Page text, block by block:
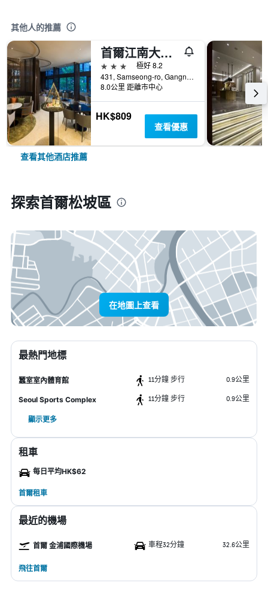
其他人的推薦
首爾江南大使宜必思尚品酒店
3星級
極好 8.2
431, Samseong-ro, Gangnam-gu, 首爾, 韓國
8.0公里 距離市中心
HK$809
查看優惠
查看其他酒店推薦
探索首爾松坡區
在地圖上查看
最熱門地標
蠶室室內體育館 11分鐘 步行 0.9公里
Seoul Sports Complex 11分鐘 步行 0.9公里
顯示更多
租車
每日平均HK$62
首爾租車
最近的機場
首爾 金浦國際機場 車程32分鐘 32.6公里
飛往首爾